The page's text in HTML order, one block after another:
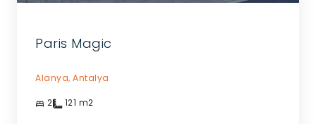
Paris Magic
Alanya, Antalya
2 121 m2